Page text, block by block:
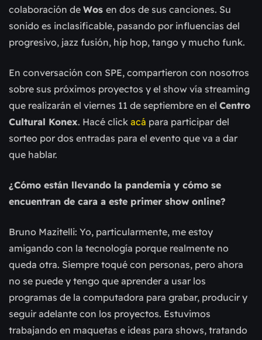
colaboración de Wos en dos de sus canciones. Su
sonido es inclasificable, pasando por influencias del
progresivo, jazz fusión, hip hop, tango y mucho funk.
En conversación con SPE, compartieron con nosotros
sobre sus próximos proyectos y el show vía streaming
que realizarán el viernes 11 de septiembre en el Centro
Cultural Konex. Hacé click acá para participar del
sorteo por dos entradas para el evento que va a dar
que hablar.
¿Cómo están llevando la pandemia y cómo se
encuentran de cara a este primer show online?
Bruno Mazitelli: Yo, particularmente, me estoy
amigando con la tecnología porque realmente no
queda otra. Siempre toqué con personas, pero ahora
no se puede y tengo que aprender a usar los
programas de la computadora para grabar, producir y
seguir adelante con los proyectos. Estuvimos
trabajando en maquetas e ideas para shows, tratando